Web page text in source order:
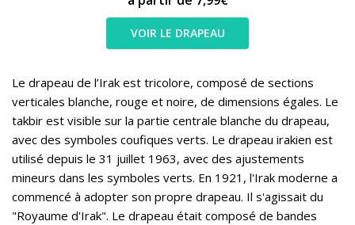
VOIR LE DRAPEAU
Le drapeau de l’Irak est tricolore, composé de sections
verticales blanche, rouge et noire, de dimensions égales. Le
takbir est visible sur la partie centrale blanche du drapeau,
avec des symboles coufiques verts. Le drapeau irakien est
utilisé depuis le 31 juillet 1963, avec des ajustements
mineurs dans les symboles verts. En 1921, l'Irak moderne a
commencé à adopter son propre drapeau. Il s'agissait du
"Royaume d'Irak". Le drapeau était composé de bandes